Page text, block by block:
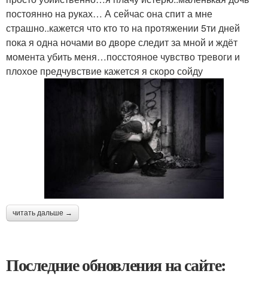
постоянно на руках… А сейчас она спит а мне
страшно..кажется что кто то на протяжении 5ти дней
пока я одна ночами во дворе следит за мной и ждёт
момента убить меня…посстояное чувство тревоги и
плохое предчувствие кажется я скоро сойду
читать дальше →
Последние обновления на сайте: